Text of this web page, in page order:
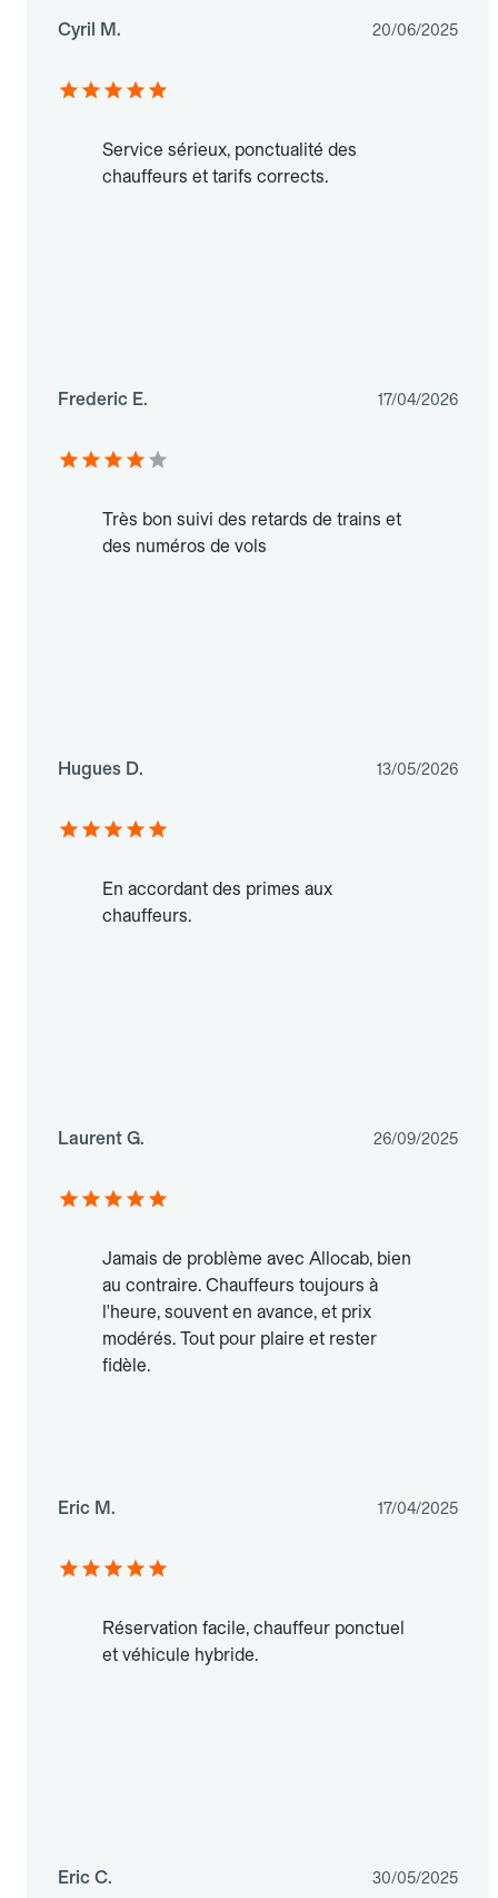
Cyril M. 20/06/2025
Service sérieux, ponctualité des
chauffeurs et tarifs corrects.
Frederic E. 17/04/2026
Très bon suivi des retards de trains et
des numéros de vols
Hugues D. 13/05/2026
En accordant des primes aux
chauffeurs.
Laurent G. 26/09/2025
Jamais de problème avec Allocab, bien
au contraire. Chauffeurs toujours à
l'heure, souvent en avance, et prix
modérés. Tout pour plaire et rester
fidèle.
Eric M. 17/04/2025
Réservation facile, chauffeur ponctuel
et véhicule hybride.
Eric C. 30/05/2025